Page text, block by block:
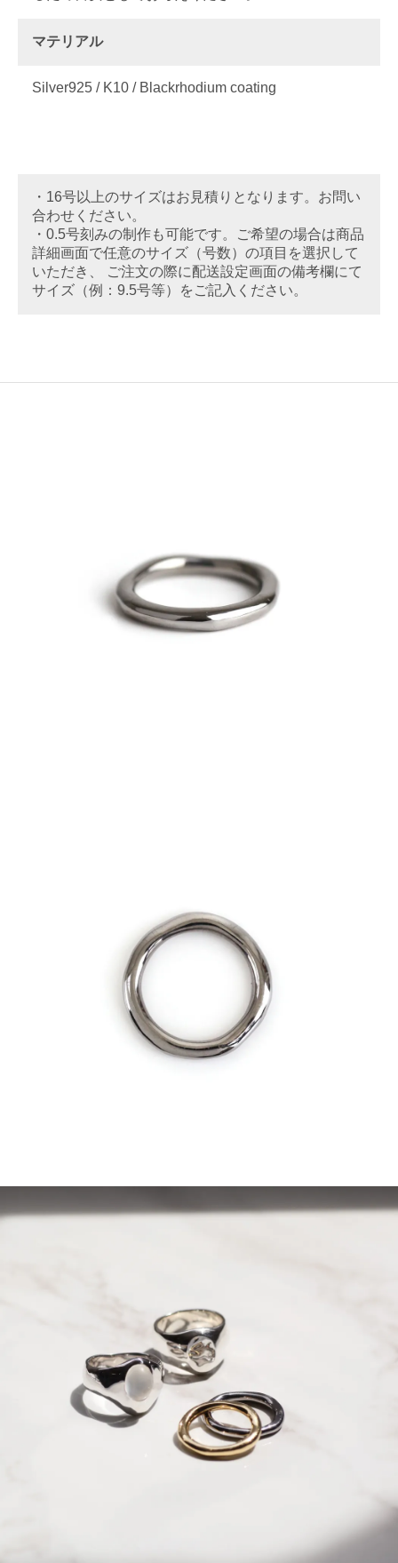
マテリアル
Silver925 / K10 / Blackrhodium coating
・16号以上のサイズはお見積りとなります。お問い
合わせください。
・0.5号刻みの制作も可能です。ご希望の場合は商品
詳細画面で任意のサイズ（号数）の項目を選択して
いただき、 ご注文の際に配送設定画面の備考欄にて
サイズ（例：9.5号等）をご記入ください。